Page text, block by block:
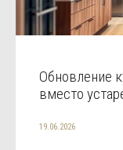
Обновление
вместо
19.06.2026